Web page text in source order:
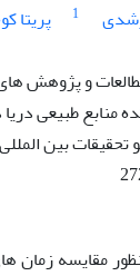
1 پریتا
و پژوهش
منابع طبیعی
تحقیقات بین